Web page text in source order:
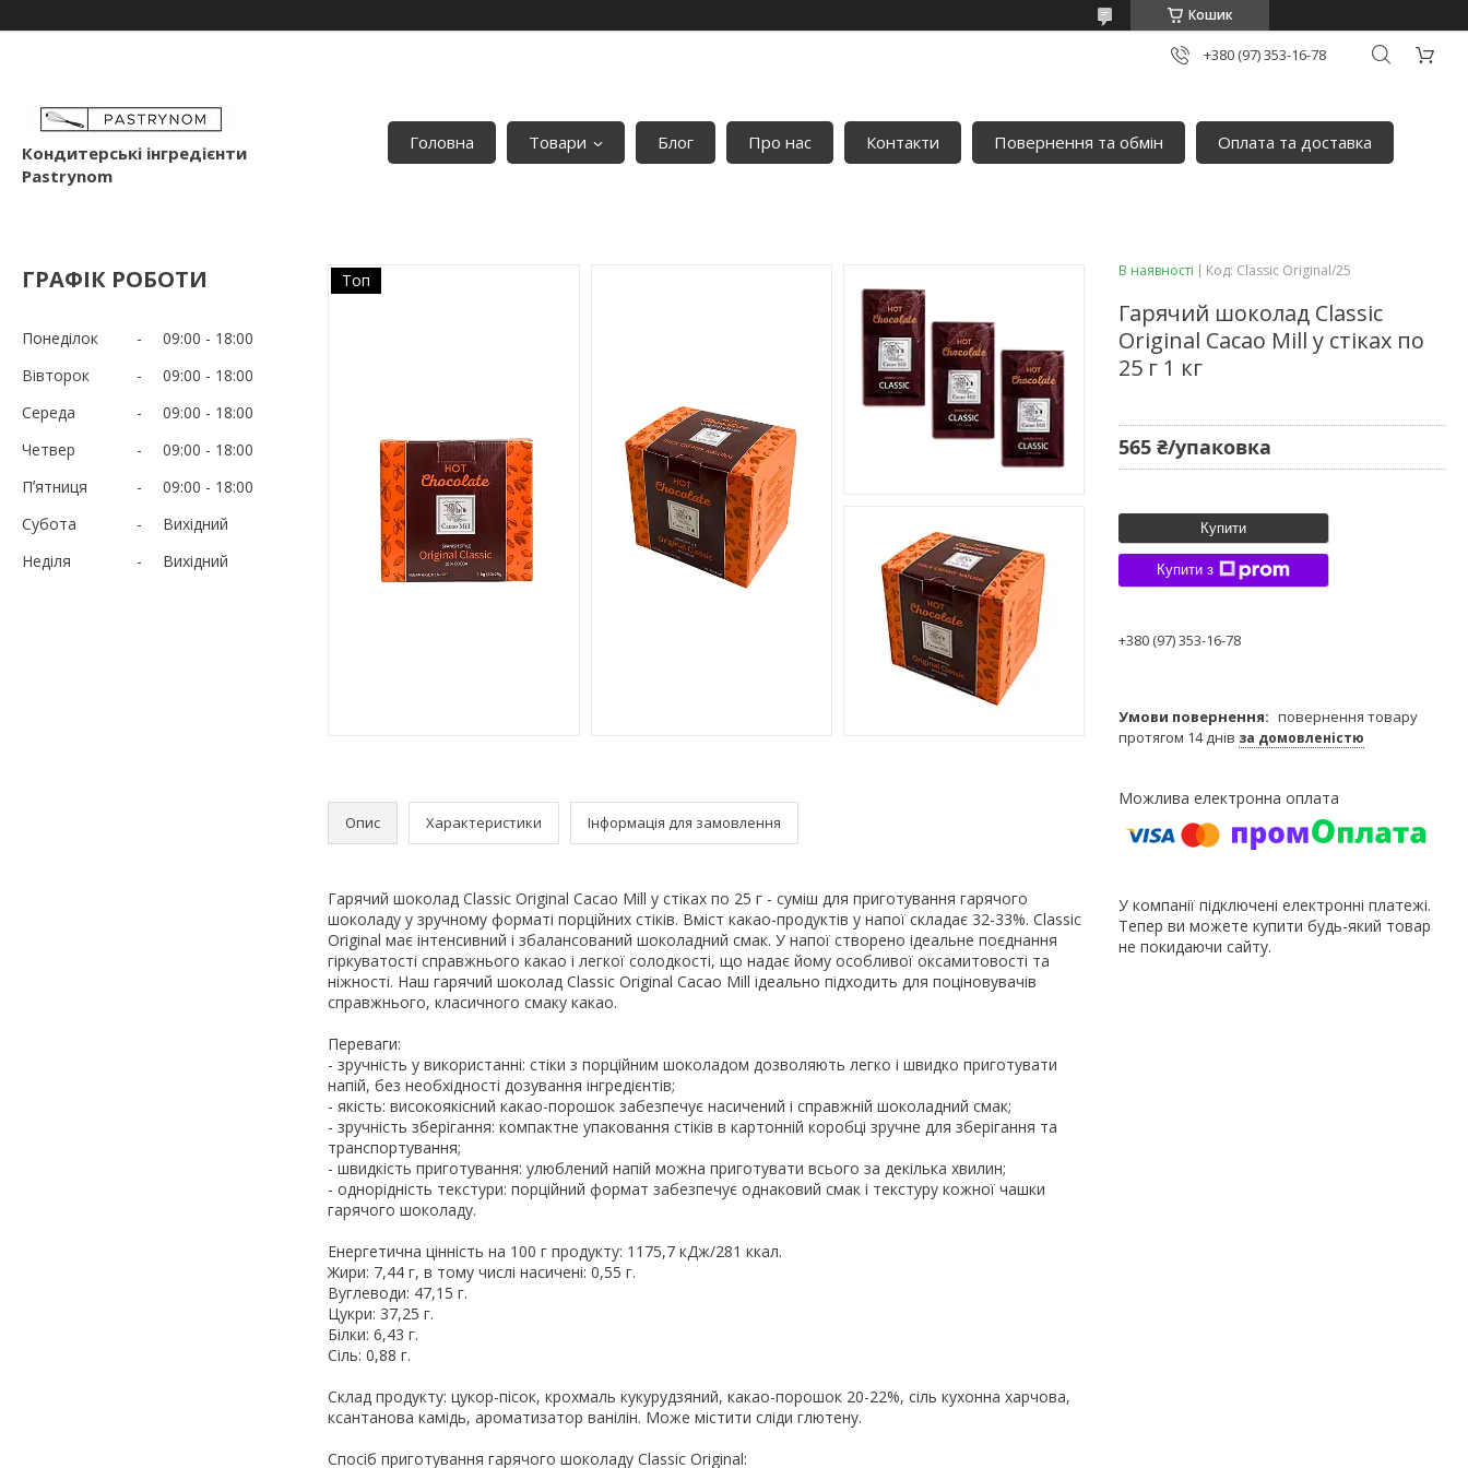
Кошик
+380 (97) 353-16-78
Кондитерські інгредієнти
Pastrynom
Головна Товари Блог Про нас Контакти Повернення та обмін Оплата та доставка
ГРАФІК РОБОТИ
Понеділок 09:00
18:00
Вівторок
09:00
18:00
Середа
09:00
18:00
Четвер
09:00
18:00
Пʼятниця
09:00
18:00
Субота
Вихідний
Неділя
Вихідний
Топ
Опис Характеристики Інформація для замовлення
Гарячий шоколад Classic Original Cacao Mill у стіках по 25 г - суміш для приготування гарячого
шоколаду у зручному форматі порційних стіків. Вміст какао-продуктів у напої складає 32-33%. Classic
Original має інтенсивний і збалансований шоколадний смак. У напої створено ідеальне поєднання
гіркуватості справжнього какао і легкої солодкості, що надає йому особливої оксамитовості та
ніжності. Наш гарячий шоколад Classic Original Cacao Mill ідеально підходить для поціновувачів
справжнього, класичного смаку какао.
Переваги:
- зручність у використанні: стіки з порційним шоколадом дозволяють легко і швидко приготувати
напій, без необхідності дозування інгредієнтів;
- якість: високоякісний какао-порошок забезпечує насичений і справжній шоколадний смак;
- зручність зберігання: компактне упаковання стіків в картонній коробці зручне для зберігання та
транспортування;
- швидкість приготування: улюблений напій можна приготувати всього за декілька хвилин;
- однорідність текстури: порційний формат забезпечує однаковий смак і текстуру кожної чашки
гарячого шоколаду.
Енергетична цінність на 100 г продукту: 1175,7 кДж/281 ккал.
Жири: 7,44 г, в тому числі насичені: 0,55 г.
Вуглеводи: 47,15 г.
Цукри: 37,25 г.
Білки: 6,43 г.
Сіль: 0,88 г.
Склад продукту: цукор-пісок, крохмаль кукурудзяний, какао-порошок 20-22%, сіль кухонна харчова,
ксантанова камідь, ароматизатор ванілін. Може містити сліди глютену.
Спосіб приготування гарячого шоколаду Classic Original:
В наявності Код: Classic Original/25
Гарячий шоколад Classic
Original Cacao Mill у стіках по
25 г 1 кг
565 ₴/упаковка
Купити
Купити з
+380 (97) 353-16-78
повернення товару
протягом 14 днів за домовленістю
У компанії підключені електронні платежі.
Тепер ви можете купити будь-який товар
не покидаючи сайту.